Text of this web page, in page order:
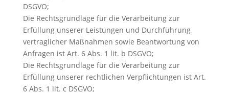
DSGVO;
Die Rechtsgrundlage für die Verarbeitung zur
Erfüllung unserer Leistungen und Durchführung
vertraglicher Maßnahmen sowie Beantwortung von
Anfragen ist Art. 6 Abs. 1 lit. b DSGVO;
Die Rechtsgrundlage für die Verarbeitung zur
Erfüllung unserer rechtlichen Verpflichtungen ist Art.
6 Abs. 1 lit. c DSGVO;